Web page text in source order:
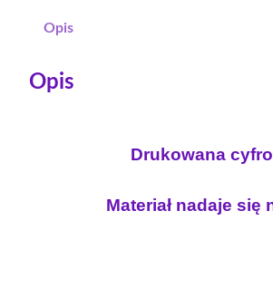
Opis
Opis
Drukowana
Materiał nadaje